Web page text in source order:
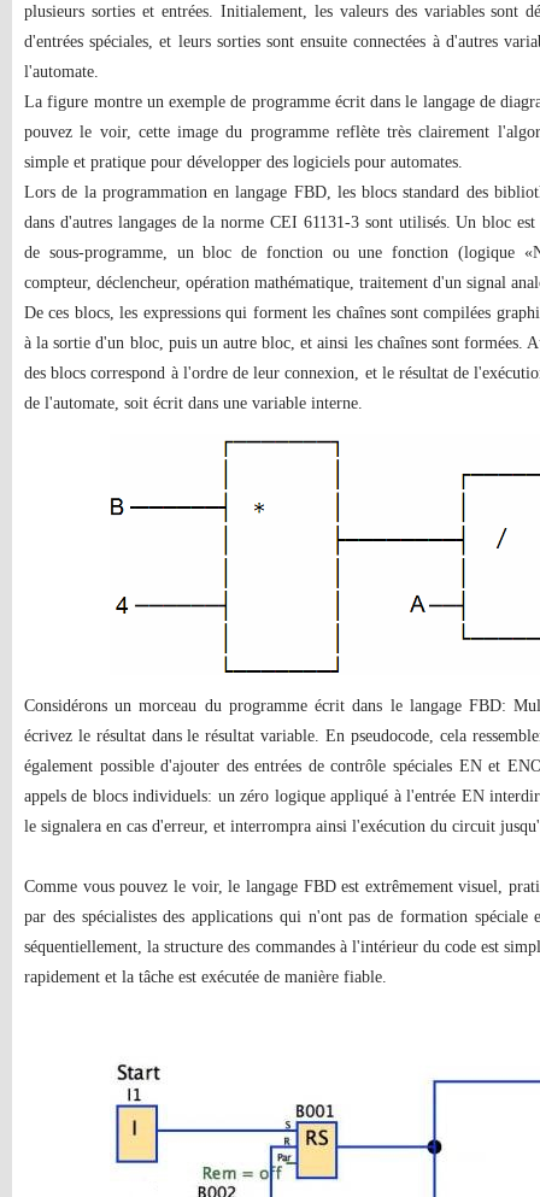
plusieurs sorties et entrées. Initialement, les valeurs des variables sont
d'entrées spéciales, et leurs sorties sont ensuite connectées à d'autres
l'automate.
La figure montre un exemple de programme écrit dans le langage de
pouvez le voir, cette image du programme reflète très clairement
simple et pratique pour développer des logiciels pour automates.
Lors de la programmation en langage FBD, les blocs standard des
dans d'autres langages de la norme CEI 61131-3 sont utilisés. Un bloc
de sous-programme, un bloc de fonction ou une fonction (logique
compteur, déclencheur, opération mathématique, traitement d'un signal
De ces blocs, les expressions qui forment les chaînes sont compilées
à la sortie d'un bloc, puis un autre bloc, et ainsi les chaînes sont formées.
des blocs correspond à l'ordre de leur connexion, et le résultat de
de l'automate, soit écrit dans une variable interne.
Considérons un morceau du programme écrit dans le langage FBD:
écrivez le résultat dans le résultat variable. En pseudocode, cela
également possible d'ajouter des entrées de contrôle spéciales EN et
appels de blocs individuels: un zéro logique appliqué à l'entrée EN
le signalera en cas d'erreur, et interrompra ainsi l'exécution du circuit
Comme vous pouvez le voir, le langage FBD est extrêmement visuel,
par des spécialistes des applications qui n'ont pas de formation spéciale
séquentiellement, la structure des commandes à l'intérieur du code est
rapidement et la tâche est exécutée de manière fiable.